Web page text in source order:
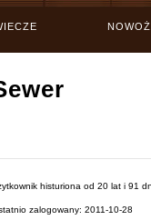
histuriona od 20 lat i 91
zalogowany: 2011-10-28